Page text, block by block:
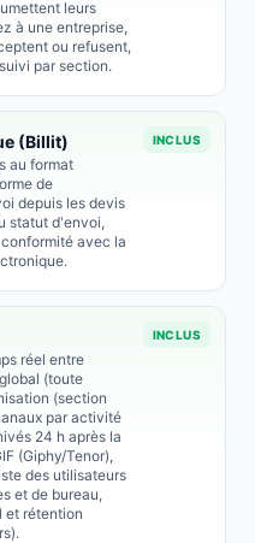
leurs
à une entreprise,
ou refusent,
par section.
(Billit)
au format
de
depuis les devis
statut d'envoi,
avec la
INCLUS
réel entre
(toute
(section
par activité
24 h après la
(Giphy/Tenor),
des utilisateurs
et de bureau,
et rétention
INCLUS